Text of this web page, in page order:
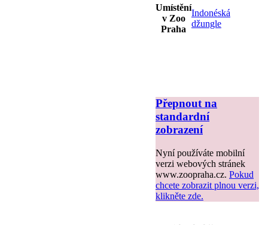
Umístění
v Zoo
Praha
Indonéská
džungle
Přepnout na
standardní
zobrazení
Nyní používáte mobilní
verzi webových stránek
www.zoopraha.cz. Pokud
chcete zobrazit plnou verzi,
klikněte zde.